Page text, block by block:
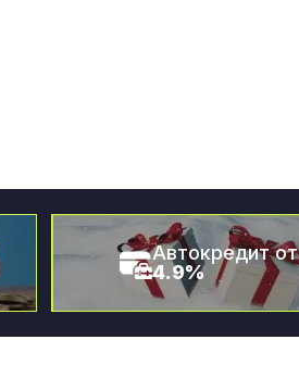
Автокредит от
4.9%